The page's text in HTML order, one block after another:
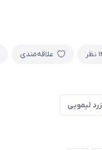
علاقه‌مندی
زرد لیمویی